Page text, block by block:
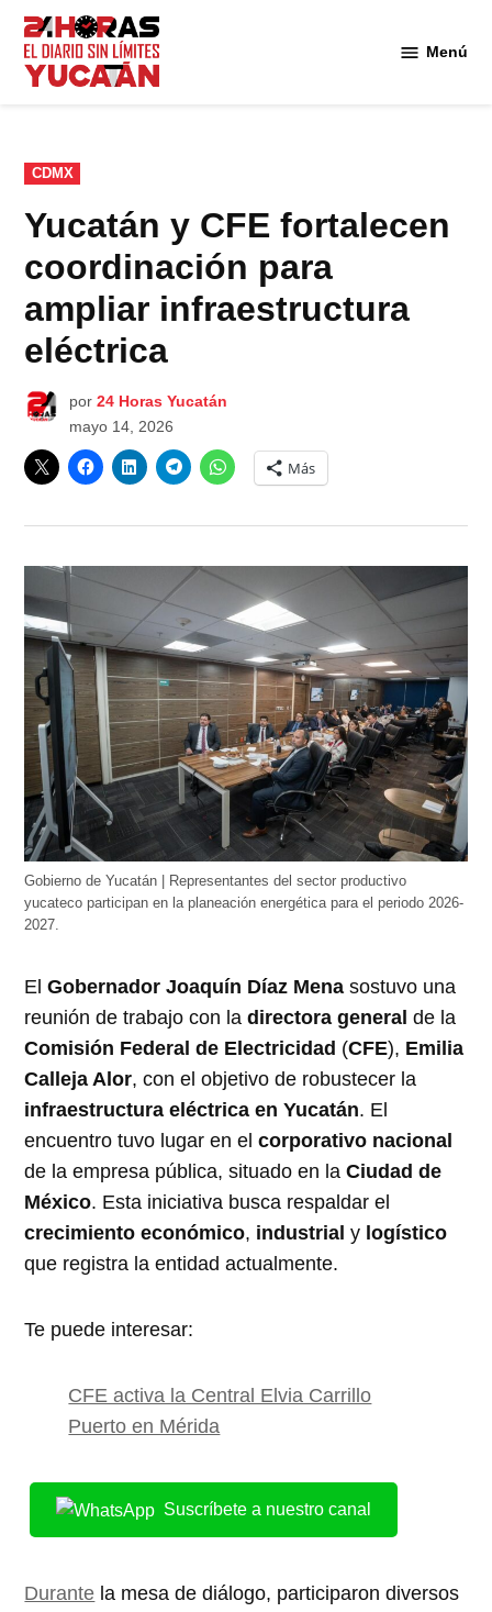
Saltar
contenido
Menú
PUBLICADO
EN
CDMX
Yucatán y CFE fortalecen
coordinación para
ampliar infraestructura
eléctrica
por 24 Horas Yucatán
mayo 14, 2026
Más
Gobierno de Yucatán | Representantes del sector productivo
yucateco participan en la planeación energética para el periodo 2026-
2027.
ElGobernador Joaquín Díaz Mena sostuvo una
reunión de trabajo con ladirectora general de la
Comisión Federal de Electricidad (CFE), Emilia
Calleja Alor, con el objetivo de robustecer la
infraestructura eléctrica en Yucatán. El
encuentro tuvo lugar en elcorporativo nacional
de la empresa pública, situado en laCiudad de
México. Esta iniciativa busca respaldar el
crecimiento económico, industrial y logístico
que registra la entidad actualmente.
Te puede interesar:
CFE activa la Central Elvia Carrillo
Puerto en Mérida
Suscríbete a nuestro canal
Durante la mesa de diálogo, participaron diversos